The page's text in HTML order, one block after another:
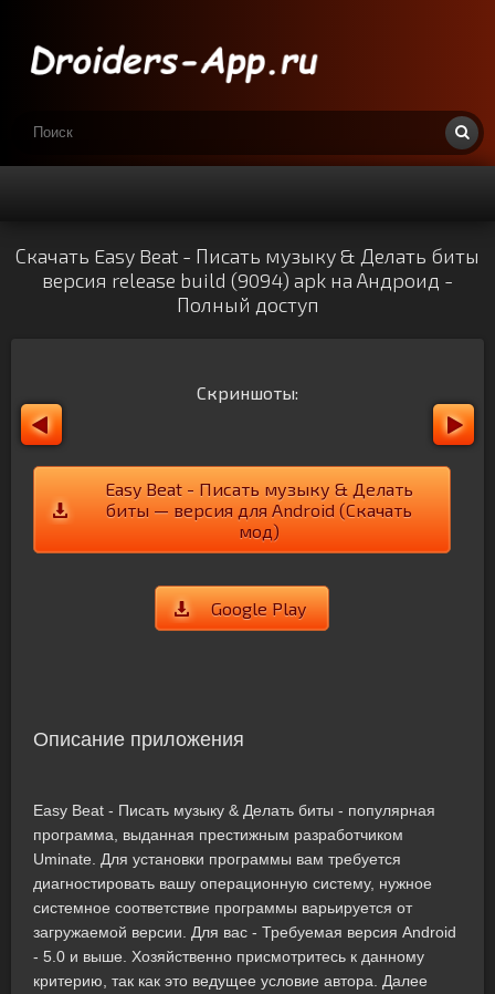
Скачать Easy Beat - Писать музыку & Делать биты
версия release build (9094) apk на Андроид -
Полный доступ
Скриншоты:
Easy Beat - Писать музыку & Делать
биты — версия для Android (Скачать
мод)
Google Play
Описание приложения
Easy Beat - Писать музыку & Делать биты - популярная
программа, выданная престижным разработчиком
Uminate. Для установки программы вам требуется
диагностировать вашу операционную систему, нужное
системное соответствие программы варьируется от
загружаемой версии. Для вас - Требуемая версия Android
- 5.0 и выше. Хозяйственно присмотритесь к данному
критерию, так как это ведущее условие автора. Далее